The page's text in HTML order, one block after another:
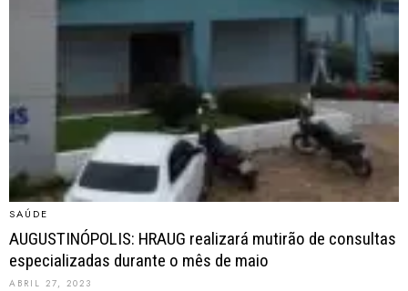
SAÚDE
AUGUSTINÓPOLIS: HRAUG realizará mutirão de consultas
especializadas durante o mês de maio
ABRIL 27, 2023